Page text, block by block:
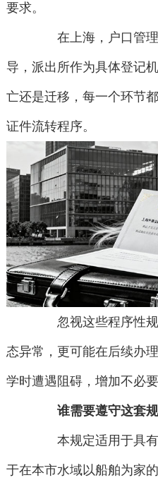
要求。
在上海，户口管理
导，派出所作为具体登记
亡还是迁移，每一个环节
证件流转程序。
忽视这些程序性规
态异常，更可能在后续办
学时遭遇阻碍，增加不必要
谁需要遵守这套
本规定适用于具有
于在本市水域以船舶为家